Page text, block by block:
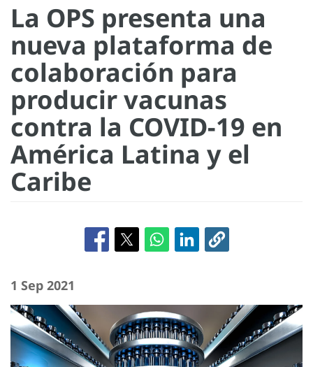
La OPS presenta una
nueva plataforma de
colaboración para
producir vacunas
contra la COVID-19 en
América Latina y el
Caribe
1 Sep 2021